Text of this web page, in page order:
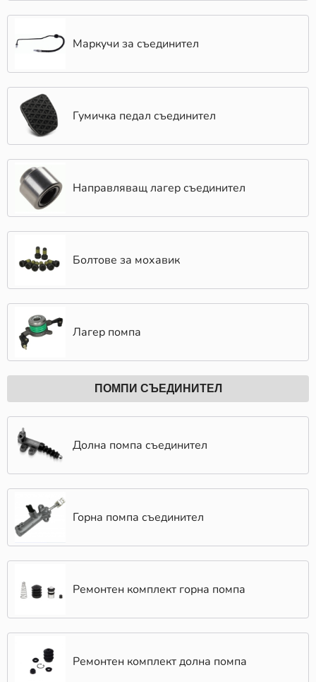
Маркучи за съединител
Гумичка педал съединител
Направляващ лагер съединител
Болтове за мохавик
Лагер помпа
ПОМПИ СЪЕДИНИТЕЛ
Долна помпа съединител
Горна помпа съединител
Ремонтен комплект горна помпа
Ремонтен комплект долна помпа